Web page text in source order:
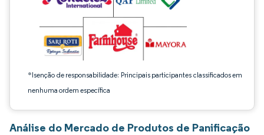
*Isenção de responsabilidade: Principais participantes classificados em
nenhuma ordem específica
Análise do Mercado de Produtos de Panificação